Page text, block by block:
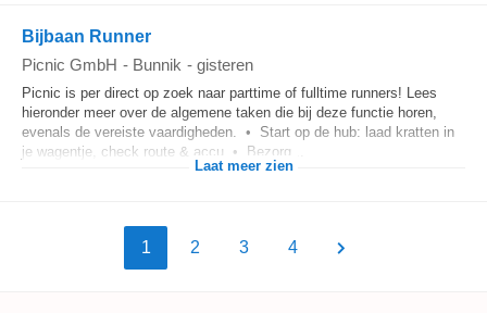
Bijbaan Runner
Picnic GmbH - Bunnik - gisteren
Picnic is per direct op zoek naar parttime of fulltime runners! Lees
hieronder meer over de algemene taken die bij deze functie horen,
evenals de vereiste vaardigheden. • Start op de hub: laad kratten in
je wagentje, check route & accu • Bezorg...
Laat meer zien
1 2 3 4